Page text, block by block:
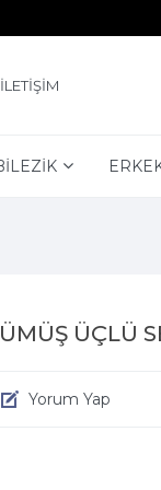
İLETİŞİM
ÜÇLÜ
Yorum Yap